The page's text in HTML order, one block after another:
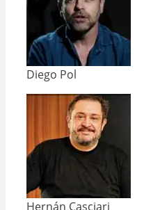
Diego Pol
Hernán Casciari